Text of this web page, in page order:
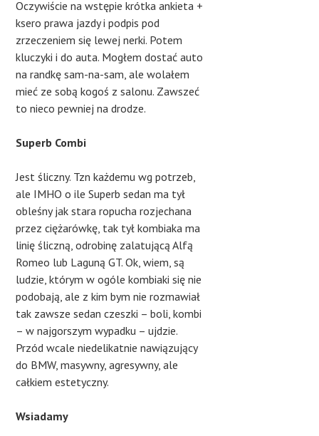
Oczywiście na wstępie krótka ankieta +
ksero prawa jazdy i podpis pod
zrzeczeniem się lewej nerki. Potem
kluczyki i do auta. Mogłem dostać auto
na randkę sam-na-sam, ale wolałem
mieć ze sobą kogoś z salonu. Zawszeć
to nieco pewniej na drodze.
Superb Combi
Jest śliczny. Tzn każdemu wg potrzeb,
ale IMHO o ile Superb sedan ma tył
obleśny jak stara ropucha rozjechana
przez ciężarówkę, tak tył kombiaka ma
linię śliczną, odrobinę zalatującą Alfą
Romeo lub Laguną GT. Ok, wiem, są
ludzie, którym w ogóle kombiaki się nie
podobają, ale z kim bym nie rozmawiał
tak zawsze sedan czeszki – boli, kombi
– w najgorszym wypadku – ujdzie.
Przód wcale niedelikatnie nawiązujący
do BMW, masywny, agresywny, ale
całkiem estetyczny.
Wsiadamy